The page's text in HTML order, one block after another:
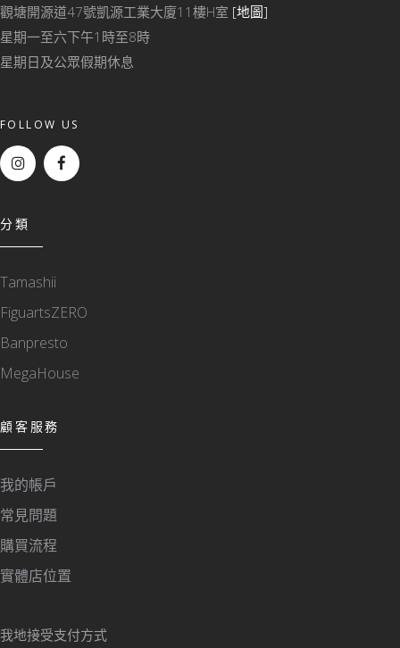
觀塘開源道47號凱源工業大廈11樓H室 [地圖]
星期一至六下午1時至8時
星期日及公眾假期休息
FOLLOW US
分類
Tamashii
FiguartsZERO
Banpresto
MegaHouse
顧客服務
我的帳戶
常見問題
購買流程
實體店位置
我地接受支付方式